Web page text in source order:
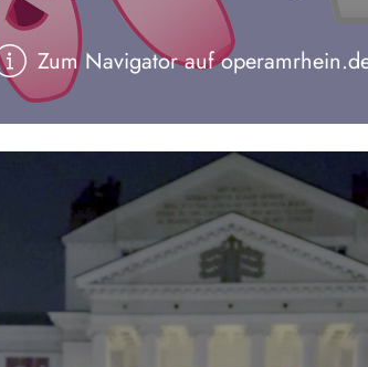
Zum Navigator auf